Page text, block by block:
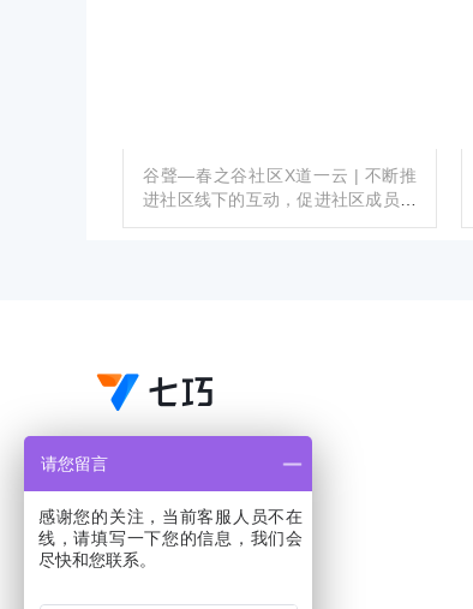
谷聲—春之谷社区X道一云 | 不断推
进社区线下的互动，促进社区成员的
成长
请您留言
感谢您的关注，当前客服人员不在
线，请填写一下您的信息，我们会
尽快和您联系。